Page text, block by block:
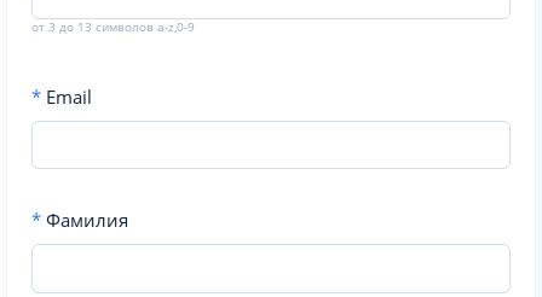
от 3 до 13 символов a-z,0-9
* Email
* Фамилия